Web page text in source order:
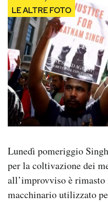
Lunedì pomeriggio
per la coltivazione dei
all’improvviso è
macchinario utilizzato